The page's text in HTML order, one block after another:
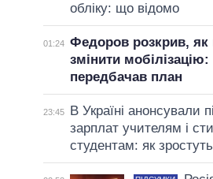
обліку: що відомо
01:24 Федоров розкрив, як
змінити
передбачав план
23:45
В Україні анонсували
зарплат учителям і
студентам: як